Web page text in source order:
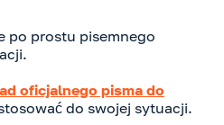
po prostu pisemnego
oficjalnego pisma do
do swojej sytuacji.